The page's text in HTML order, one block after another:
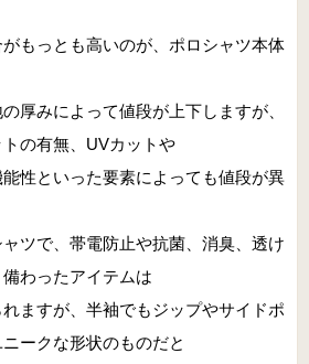
もっとも高いのが、ポロシャツ本体
厚みによって値段が上下しますが、
の有無、UVカットや
性といった要素によっても値段が異
ツで、帯電防止や抗菌、消臭、透け
わったアイテムは
ますが、半袖でもジップやサイドポ
ークな形状のものだと